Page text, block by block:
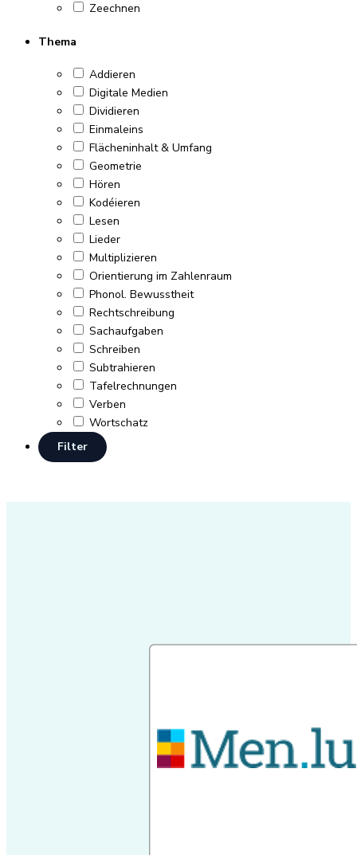
Zeechnen
Thema
Addieren
Digitale Medien
Dividieren
Einmaleins
Flächeninhalt & Umfang
Geometrie
Hören
Kodéieren
Lesen
Lieder
Multiplizieren
Orientierung im Zahlenraum
Phonol. Bewusstheit
Rechtschreibung
Sachaufgaben
Schreiben
Subtrahieren
Tafelrechnungen
Verben
Wortschatz